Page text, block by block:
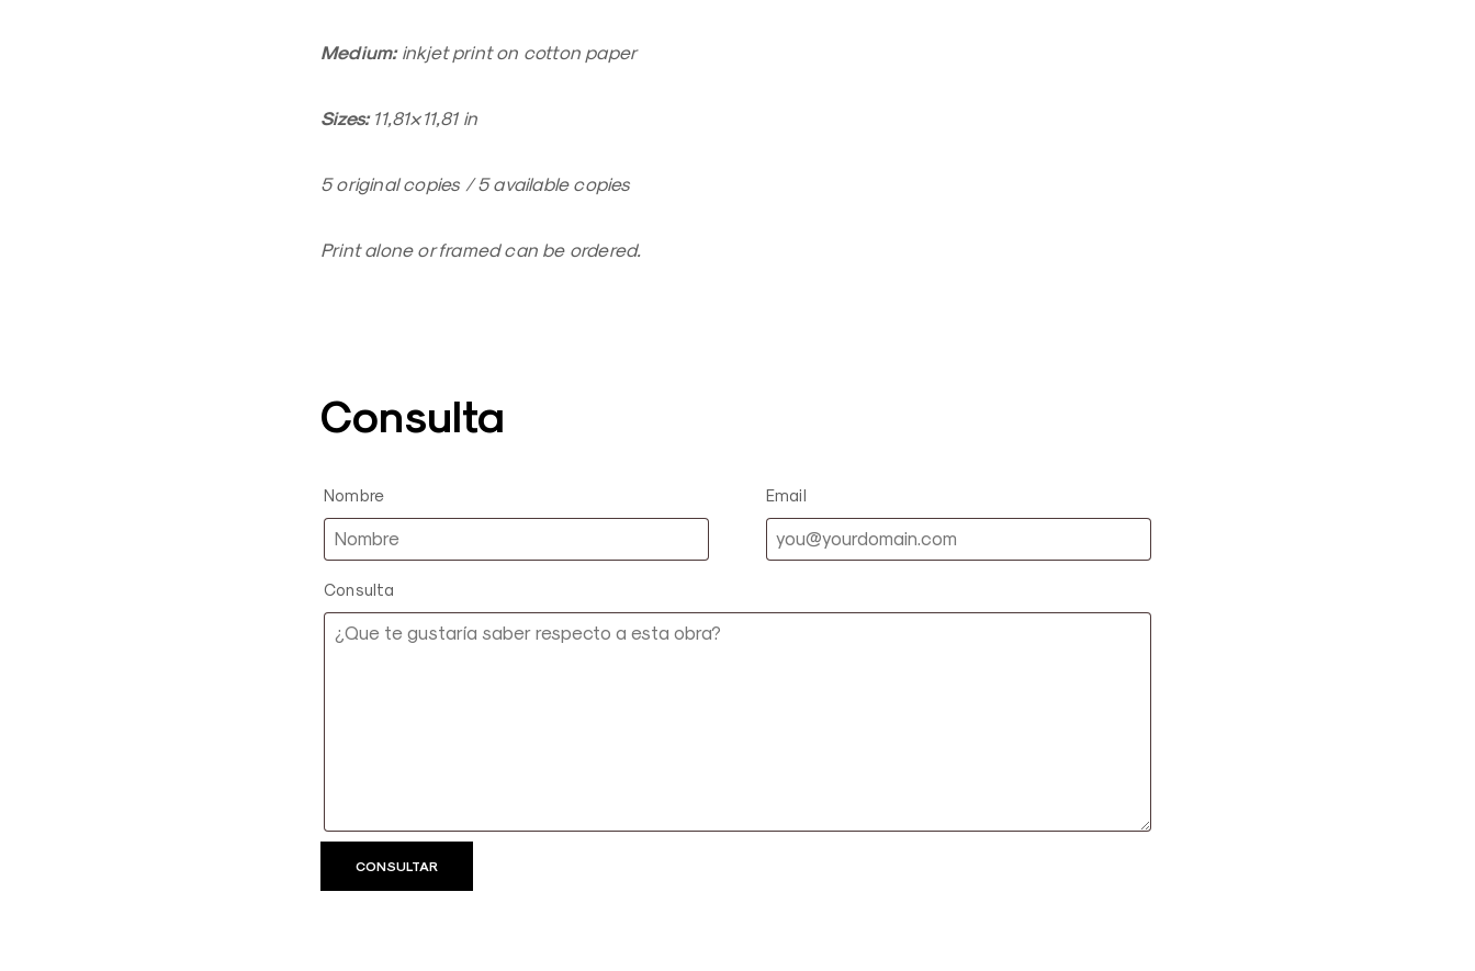
Medium:inkjet print on cotton paper
Sizes:11,81×11,81 in
5 original copies / 5 available copies
Print alone or framed can be ordered.
Consulta
Nombre Email
Consulta